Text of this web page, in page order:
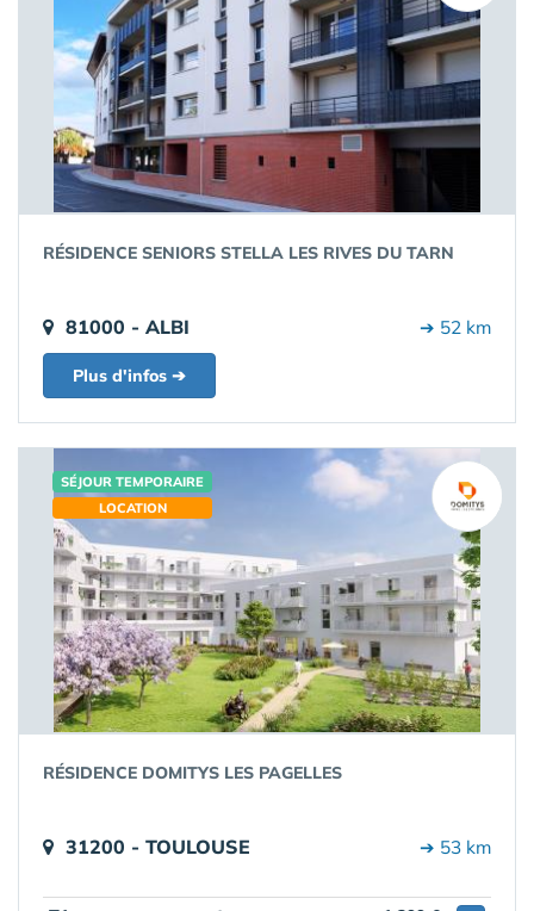
RÉSIDENCE SENIORS STELLA LES RIVES DU TARN
81000 - ALBI ➔ 52 km
Plus d'infos ➔
SÉJOUR TEMPORAIRE
LOCATION
RÉSIDENCE DOMITYS LES PAGELLES
31200 - TOULOUSE ➔ 53 km